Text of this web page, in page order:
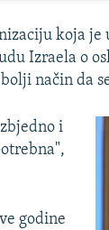
koja je
Izraela o
način da
i
godine